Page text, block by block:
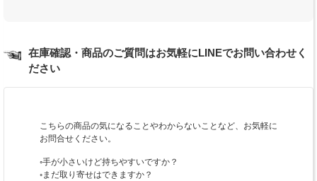
在庫確認・商品のご質問はお気軽にLINEでお問い合わせく
ださい
こちらの商品の気になることやわからないことなど、お気軽に
お問合せください。
◦手が小さいけど持ちやすいですか？
◦まだ取り寄せはできますか？